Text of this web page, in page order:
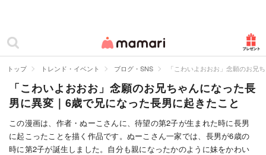
ママリ
カテゴリー一覧
妊娠
出産
赤ちゃん・育児
トップ トレンド・イベント ブログ・SNS 「こわいよおおお」念願のお兄
「こわいよおおお」念願のお兄ちゃんになった長
男に異変｜6歳で兄になった長男に起きたこと
この漫画は、作者・ぬーこさんに、待望の第2子が生まれた時に長男
に起こったことを描く作品です。ぬーこさん一家では、長男が6歳の
時に第2子が誕生しました。自分も親になったかのように妹をかわい